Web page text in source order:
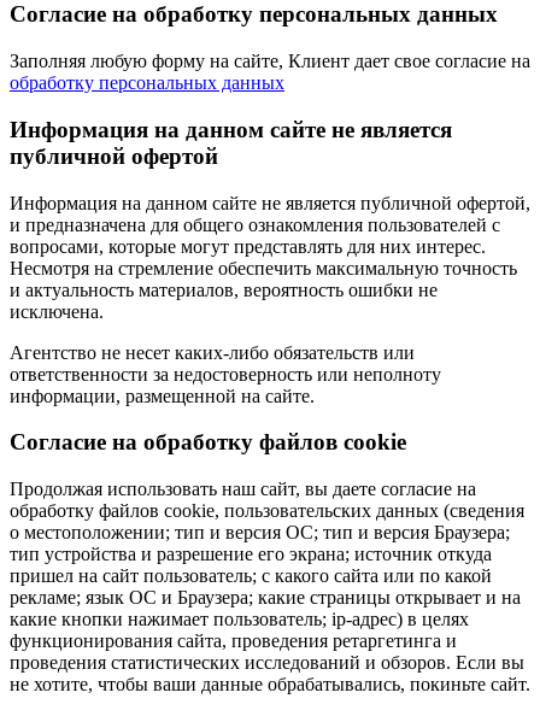
Согласие на обработку персональных данных
Заполняя любую форму на сайте, Клиент дает свое согласие на
обработку персональных данных
Информация на данном сайте не является
публичной офертой
Информация на данном сайте не является публичной офертой,
и предназначена для общего ознакомления пользователей с
вопросами, которые могут представлять для них интерес.
Несмотря на стремление обеспечить максимальную точность
и актуальность материалов, вероятность ошибки не
исключена.
Агентство не несет каких-либо обязательств или
ответственности за недостоверность или неполноту
информации, размещенной на сайте.
Cогласие на обработку файлов cookie
Продолжая использовать наш сайт, вы даете согласие на
обработку файлов cookie, пользовательских данных (сведения
о местоположении; тип и версия ОС; тип и версия Браузера;
тип устройства и разрешение его экрана; источник откуда
пришел на сайт пользователь; с какого сайта или по какой
рекламе; язык ОС и Браузера; какие страницы открывает и на
какие кнопки нажимает пользователь; ip-адрес) в целях
функционирования сайта, проведения ретаргетинга и
проведения статистических исследований и обзоров. Если вы
не хотите, чтобы ваши данные обрабатывались, покиньте сайт.